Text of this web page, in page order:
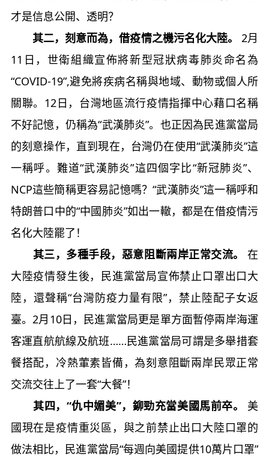
才是信息公開、透明？
其二，刻意而為，借疫情之機污名化大陸。
2月
11日，世衛組織宣佈將新型冠狀病毒肺炎命名為
“COVID-19”,避免將疾病名稱與地域、動物或個人所
關聯。12日，台灣地區流行疫情指揮中心藉口名稱
不好記憶，仍稱為“武漢肺炎”。也正因為民進黨當局
的刻意操作，直到現在，台灣仍在使用“武漢肺炎”這
一稱呼。難道“武漢肺炎”這四個字比“新冠肺炎”、
NCP這些簡稱更容易記憶嗎？“武漢肺炎”這一稱呼和
特朗普口中的“中國肺炎”如出一轍，都是在借疫情污
名化大陸罷了！
其三，多種手段，惡意阻斷兩岸正常交流。
在
大陸疫情發生後，民進黨當局宣佈禁止口罩出口大
陸，還聲稱“台灣防疫力量有限”，禁止陸配子女返
臺。2月10日，民進黨當局更是單方面暫停兩岸海運
客運直航航線及航班……民進黨當局可謂是多舉措套
餐搭配，冷熱葷素皆備，為刻意阻斷兩岸民眾正常
交流交往上了一套“大餐”！
其四，“仇中媚美”，鉚勁充當美國馬前卒。
美
國現在是疫情重災區，與之前禁止出口大陸口罩的
做法相比，民進黨當局“每週向美國提供10萬片口罩”